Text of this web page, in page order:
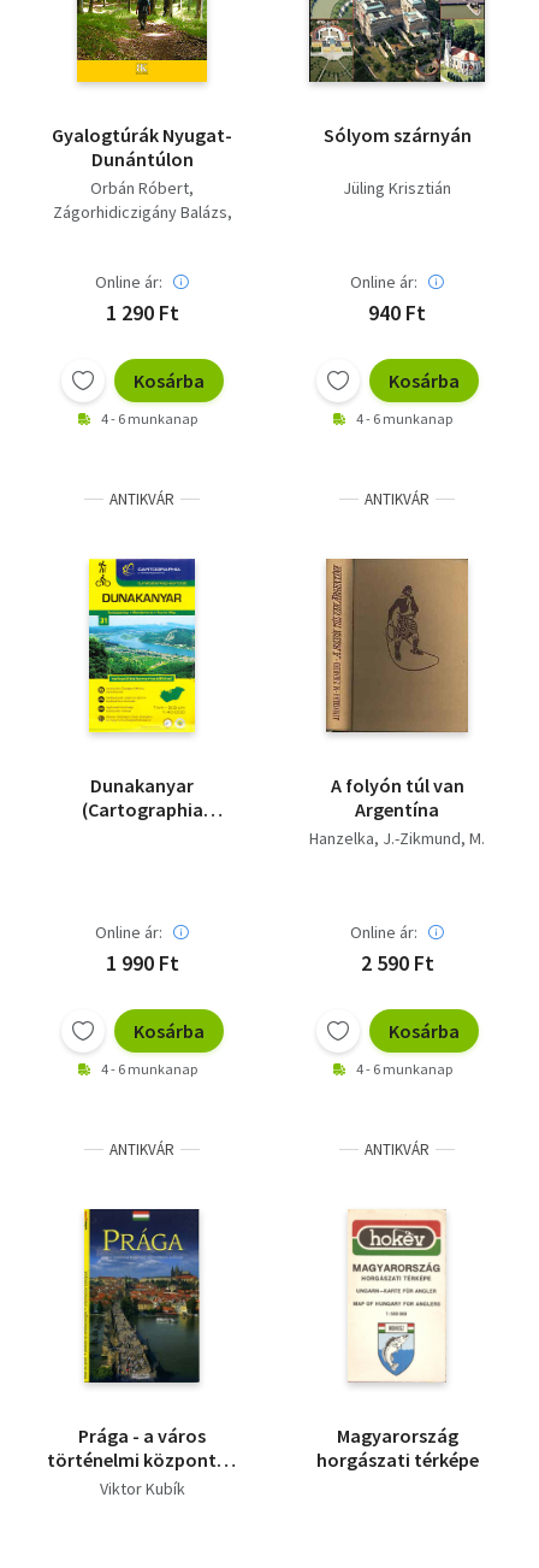
Gyalogtúrák Nyugat-
Dunántúlon
Orbán Róbert
Zágorhidiczigány Balázs
Berdán László
Csuka István Kardos Enikő
Online ár:
1 290 Ft
Kosárba
4 - 6 munkanap
Sólyom szárnyán
Jüling Krisztián
Online ár:
940 Ft
Kosárba
4 - 6 munkanap
ANTIKVÁR
Dunakanyar
(Cartographia
Online ár:
1 990 Ft
Kosárba
4 - 6 munkanap
ANTIKVÁR
A folyón túl van
Argentína
Hanzelka, J.-Zikmund, M.
Online ár:
2 590 Ft
Kosárba
4 - 6 munkanap
ANTIKVÁR
Prága - a város
történelmi központja,
műemlékei és
Viktor Kubík
ANTIKVÁR
Magyarország
horgászati térképe